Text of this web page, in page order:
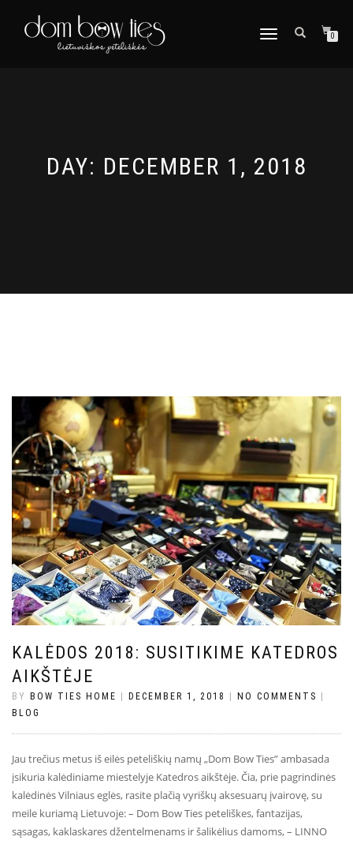
TOGGLE
0
DAY: DECEMBER 1, 2018
KALĖDOS 2018: SUSITIKIME KATEDROS
AIKŠTĖJE
BY BOW TIES HOME DECEMBER 1, 2018 NO COMMENTS
BLOG
Jau trečius metus iš eilės peteliškių namų „Dom Bow Ties” ambasada
įsikuria kalėdiniame miestelyje Katedros aikštėje. Čia, prie pagrindinės
kalėdinės Vilniaus eglės, rasite plačią vyriškų aksesuarų įvairovę, su
meile kuriamą Lietuvoje: – Dom Bow Ties peteliškes, fantazijas,
sąsagas, kaklaskares džentelmenams ir šalikėlius damoms, – LINNO